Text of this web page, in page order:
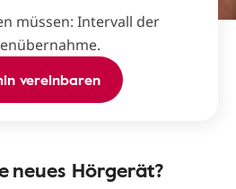
müssen: Intervall der
vereinbaren
neues Hörgerät?